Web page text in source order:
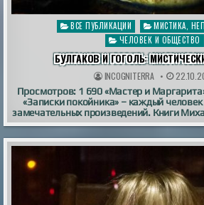
Опубликовано
в
ВСЕ ПУБЛИКАЦИИ
МИСТИКА,
ЧЕЛОВЕК И ОБЩЕСТВО
БУЛГАКОВ И ГОГОЛЬ:
INCOGNITERRA
Просмотров: 1 690 «Мастер и
«Записки покойника» – каждый человек
замечательных произведений. Книги